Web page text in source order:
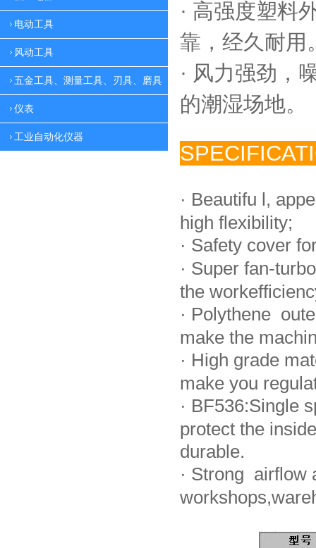
电动工具
风动工具
五金工具、测量工具、刃具、磨具
仪表
工业自动化仪器
· 高强度塑料
靠， 经久耐用
· 风力强劲，
的潮湿场地。
· Beautifu l,
high flexibility;
· Safety cover
· Super fan-
the
· Polythene
make the
· High grade
make you
· BF536:Single
protect the
durable.
· Strong airflow